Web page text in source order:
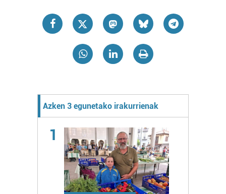
Azken 3 egunetako irakurrienak
1